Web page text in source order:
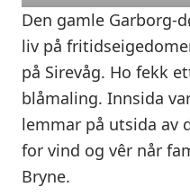
Den gamle Garborg-
liv på
på Sirevåg. Ho fekk
blåmaling. Innsida
lemmar på utsida av
for vind og vêr når
Bryne.